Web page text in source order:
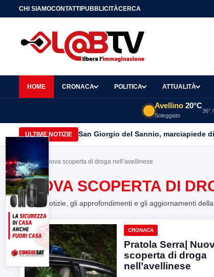
CHI SIAMOCONTATTIPUBBLICITÀCERCA
HOME CRONACA POLITICA ATTUALITÀ
Avellino 20°C
Soleggiato
36°
ULTIME NOTIZIE San Giorgio del Sannio, marciapiede
Home> Nuova scoperta di droga nell’avellinese
NUOVA SCOPERTA DI
Tutte le notizie, gli approfondimenti e gli aggiornamenti della
CRONACA
Pratola Serra|
scoperta di droga
nell’avellinese